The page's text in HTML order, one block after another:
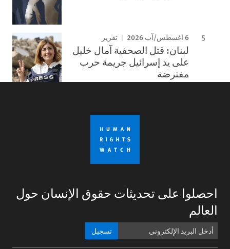
6 اغسطس/آب 2026 تقرير
لبنان: قتل الصحفية آمال خليل
على يد إسرائيل جريمة حرب
مفترضة
احصلوا على تحديثات حقوق الإنسان حول
العالم
تسجيل